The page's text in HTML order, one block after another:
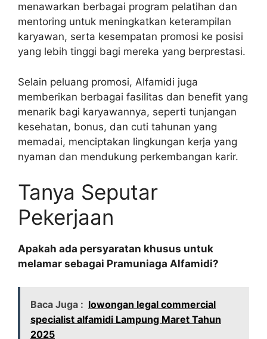
menawarkan berbagai program pelatihan dan
mentoring untuk meningkatkan keterampilan
karyawan, serta kesempatan promosi ke posisi
yang lebih tinggi bagi mereka yang berprestasi.
Selain peluang promosi, Alfamidi juga
memberikan berbagai fasilitas dan benefit yang
menarik bagi karyawannya, seperti tunjangan
kesehatan, bonus, dan cuti tahunan yang
memadai, menciptakan lingkungan kerja yang
nyaman dan mendukung perkembangan karir.
Tanya Seputar
Pekerjaan
Apakah ada persyaratan khusus untuk
melamar sebagai Pramuniaga Alfamidi?
Baca Juga : lowongan legal commercial
specialist alfamidi Lampung Maret Tahun
2025